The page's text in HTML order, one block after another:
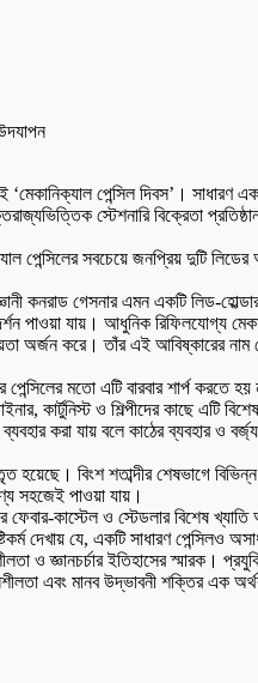
পেন্সিল দিবস’। সাধারণ
স্টেশনারি বিক্রেতা
পেন্সিলের সবচেয়ে জনপ্রিয়
কনরাড গেসনার এমন একটি লিড-
পাওয়া যায়। আধুনিক রিফিলযোগ্য
অর্জন করে। তাঁর এই আবিষ্কারের
মতো এটি বারবার শার্প
কার্টুনিস্ট ও শিল্পীদের কাছে এটি
করা যায় বলে কাঠের ব্যবহার
হয়েছে। বিংশ শতাব্দীর শেষভাগে
সহজেই পাওয়া যায়।
ফেবার-কাস্টেল ও স্টেডলার বিশেষ
দেখায় যে, একটি সাধারণ পেন্সিলও
ও জ্ঞানচর্চার ইতিহাসের স্মারক।
এবং মানব উদ্ভাবনী শক্তির এক